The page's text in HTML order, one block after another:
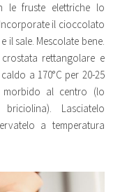
le fruste elettriche lo
il cioccolato
il sale. Mescolate bene.
rettangolare e
a 170°C per 20-25
morbido al centro (lo
Lasciatelo
a temperatura